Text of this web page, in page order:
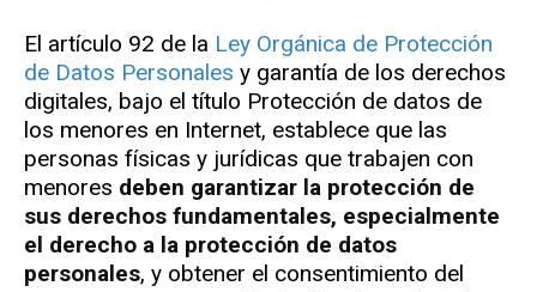
El artículo 92 de la Ley Orgánica de Protección
de Datos Personales y garantía de los derechos
digitales, bajo el título Protección de datos de
los menores en Internet, establece que las
personas físicas y jurídicas que trabajen con
menores deben garantizar la protección de
sus derechos fundamentales, especialmente
el derecho a la protección de datos
personales, y obtener el consentimiento del